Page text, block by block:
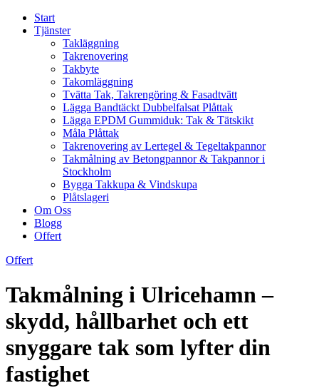
Start
Tjänster
Takläggning
Takrenovering
Takbyte
Takomläggning
Tvätta Tak, Takrengöring & Fasadtvätt
Lägga Bandtäckt Dubbelfalsat Plåttak
Lägga EPDM Gummiduk: Tak & Tätskikt
Måla Plåttak
Takrenovering av Lertegel & Tegeltakpannor
Takmålning av Betongpannor & Takpannor i
Stockholm
Bygga Takkupa & Vindskupa
Plåtslageri
Om Oss
Blogg
Offert
Offert
Takmålning i Ulricehamn –
skydd, hållbarhet och ett
snyggare tak som lyfter din
fastighet